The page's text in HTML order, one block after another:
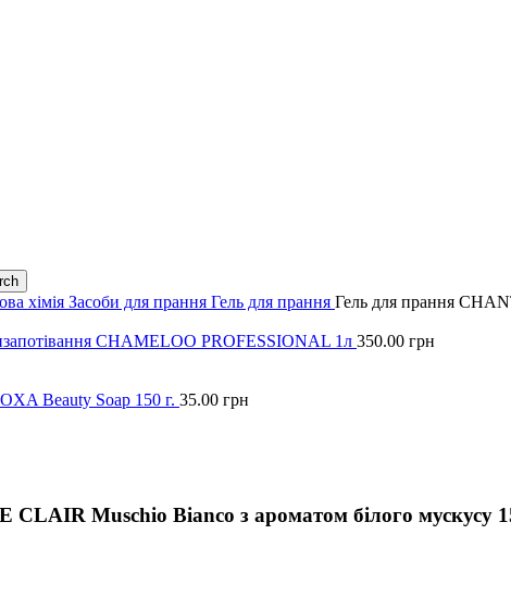
хімія Засоби для прання Гель для прання Гель для прання
CHAMELOO PROFESSIONAL 1л 350.00 грн
Beauty Soap 150 г. 35.00 грн
CLAIR Muschio Bianco з ароматом білого мускусу